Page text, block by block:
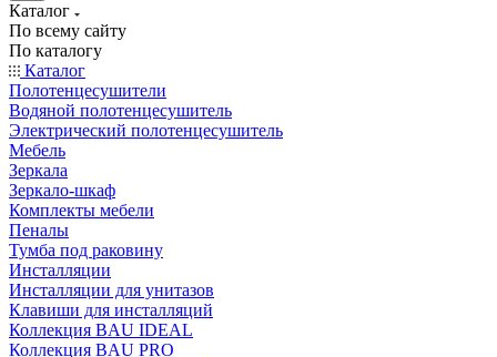
Каталог
По всему сайту
По каталогу
Каталог
Полотенцесушители
Водяной полотенцесушитель
Электрический полотенцесушитель
Мебель
Зеркала
Зеркало-шкаф
Комплекты мебели
Пеналы
Тумба под раковину
Инсталляции
Инсталляции для унитазов
Клавиши для инсталляций
Коллекция BAU IDEAL
Коллекция BAU PRO